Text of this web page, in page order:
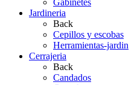
Gabinetes
Jardineria
Back
Cepillos y escobas
Herramientas-jardin
Cerrajeria
Back
Candados